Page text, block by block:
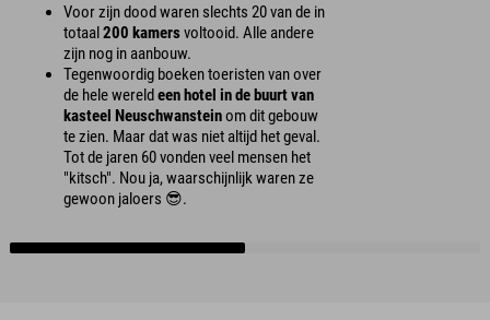
Voor zijn dood waren slechts 20 van de in
totaal200 kamersvoltooid. Alle andere
zijn nog in aanbouw.
Tegenwoordig boeken toeristen van over
de hele wereldeen hotel in de buurt van
kasteel Neuschwansteinom dit gebouw
te zien. Maar dat was niet altijd het geval.
Tot de jaren 60 vonden veel mensen het
"kitsch". Nou ja, waarschijnlijk waren ze
gewoon jaloers 😎.